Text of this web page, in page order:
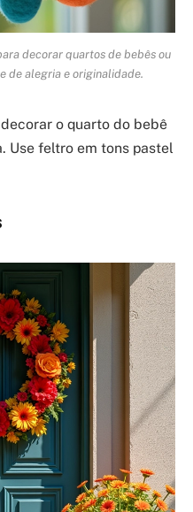
decorar quartos de bebês ou
de alegria e originalidade.
o quarto do bebê
Use feltro em tons pastel